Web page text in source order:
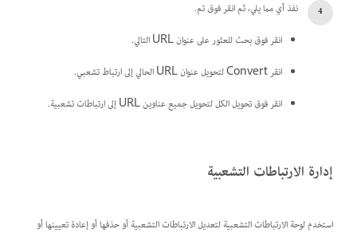
نفذ أي مما يلي، ثم انقر فوق تم.
انقر فوق بحث للعثور على عنوان URL التالي.
انقر Convert لتحويل عنوان URL الحالي إلى ارتباط تشعبي.
انقر فوق تحويل الكل لتحويل جميع عناوين URL إلى ارتباطات تشعبية.
إدارة الارتباطات التشعبية
استخدم لوحة الارتباطات التشعبية لتعديل الارتباطات التشعبية أو حذفها أو إعادة تعيينها أو